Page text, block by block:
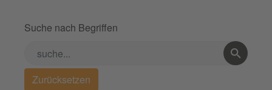
Suche nach Begriffen